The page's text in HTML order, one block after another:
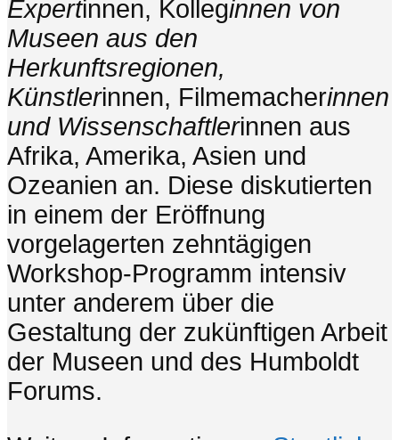
Expertinnen, Kolleginnen von
Museen aus den
Herkunftsregionen,
Künstlerinnen, Filmemacherinnen
und Wissenschaftlerinnen aus
Afrika, Amerika, Asien und
Ozeanien an. Diese diskutierten
in einem der Eröffnung
vorgelagerten zehntägigen
Workshop-Programm intensiv
unter anderem über die
Gestaltung der zukünftigen Arbeit
der Museen und des Humboldt
Forums.